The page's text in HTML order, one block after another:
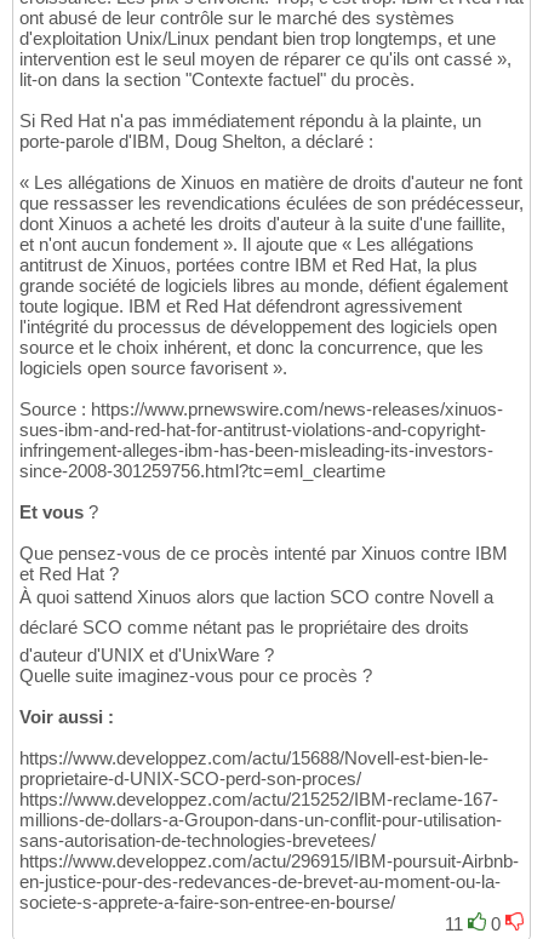
ont abusé de leur contrôle sur le marché des systèmes
d'exploitation Unix/Linux pendant bien trop longtemps, et une
intervention est le seul moyen de réparer ce qu'ils ont cassé »,
lit-on dans la section "Contexte factuel" du procès.
Si Red Hat n'a pas immédiatement répondu à la plainte, un
porte-parole d'IBM, Doug Shelton, a déclaré :
« Les allégations de Xinuos en matière de droits d'auteur ne font
que ressasser les revendications éculées de son prédécesseur,
dont Xinuos a acheté les droits d'auteur à la suite d'une faillite,
et n'ont aucun fondement ». Il ajoute que « Les allégations
antitrust de Xinuos, portées contre IBM et Red Hat, la plus
grande société de logiciels libres au monde, défient également
toute logique. IBM et Red Hat défendront agressivement
l'intégrité du processus de développement des logiciels open
source et le choix inhérent, et donc la concurrence, que les
logiciels open source favorisent ».
Source : https://www.prnewswire.com/news-releases/xinuos-
sues-ibm-and-red-hat-for-antitrust-violations-and-copyright-
infringement-alleges-ibm-has-been-misleading-its-investors-
since-2008-301259756.html?tc=eml_cleartime
Et vous ?
Que pensez-vous de ce procès intenté par Xinuos contre IBM
et Red Hat ?
À quoi sattend Xinuos alors que laction SCO contre Novell a
déclaré SCO comme nétant pas le propriétaire des droits
d'auteur d'UNIX et d'UnixWare ?
Quelle suite imaginez-vous pour ce procès ?
Voir aussi :
https://www.developpez.com/actu/15688/Novell-est-bien-le-
proprietaire-d-UNIX-SCO-perd-son-proces/
https://www.developpez.com/actu/215252/IBM-reclame-167-
millions-de-dollars-a-Groupon-dans-un-conflit-pour-utilisation-
sans-autorisation-de-technologies-brevetees/
https://www.developpez.com/actu/296915/IBM-poursuit-Airbnb-
en-justice-pour-des-redevances-de-brevet-au-moment-ou-la-
societe-s-apprete-a-faire-son-entree-en-bourse/
11
0